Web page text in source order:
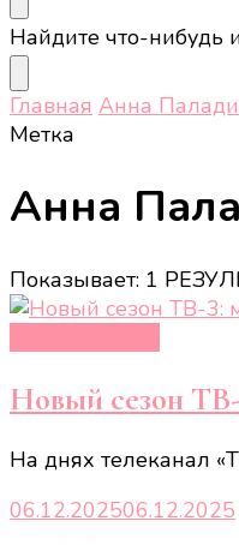
Ищите
что-
то?
Найдите что-нибудь
Главная Анна
Метка
Анна
Показывает: 1
Новый сезон ТВ-
На днях телеканал
06.12.202506.12.2025